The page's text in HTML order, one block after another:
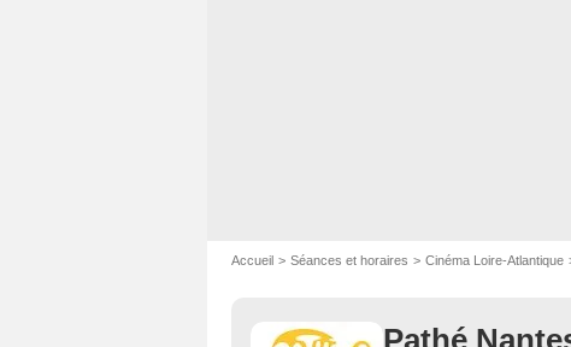
Accueil Séances et horaires Cinéma Loire-Atlantique
Pathé